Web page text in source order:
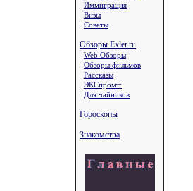
Иммиграция
Визы
Советы
Обзоры Exler.ru
Web Обзоры
Обзоры фильмов
Рассказы
ЭКСпромт:
Для чайников
Гороскопы
Знакомства